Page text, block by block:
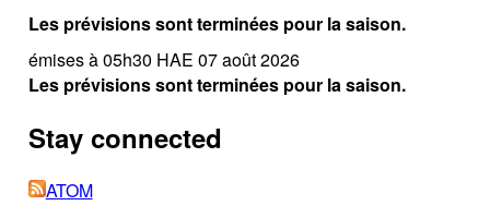
Les prévisions sont terminées pour la saison.
émises à 05h30 HAE 07 août 2026
Les prévisions sont terminées pour la saison.
Stay connected
ATOM